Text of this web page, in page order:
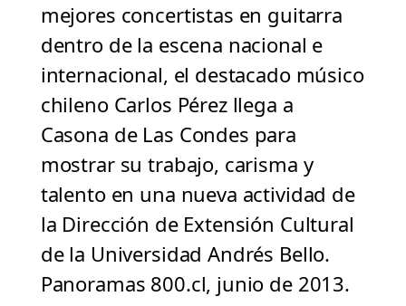
mejores concertistas en guitarra
dentro de la escena nacional e
internacional, el destacado músico
chileno Carlos Pérez llega a
Casona de Las Condes para
mostrar su trabajo, carisma y
talento en una nueva actividad de
la Dirección de Extensión Cultural
de la Universidad Andrés Bello.
Panoramas 800.cl, junio de 2013.